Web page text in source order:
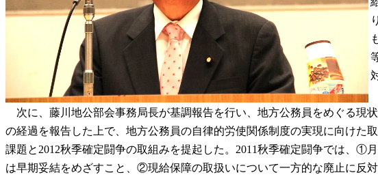
次に、藤川地公部会事務局長が基調報告を行い、地方公務員をめぐる現
の経過を報告した上で、地方公務員の自律的労使関係制度の実現に向けた
課題と2012秋季確定闘争の取組みを提起した。2011秋季確定闘争では、①
は早期妥結をめざすこと、②現給保障の取扱いについて一方的な廃止に反